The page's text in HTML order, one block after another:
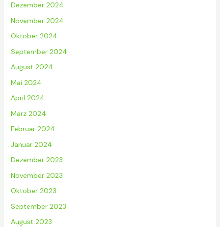
Dezember 2024
November 2024
Oktober 2024
September 2024
August 2024
Mai 2024
April 2024
März 2024
Februar 2024
Januar 2024
Dezember 2023
November 2023
Oktober 2023
September 2023
August 2023